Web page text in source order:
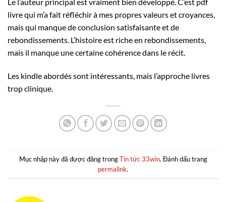
livre qui m’a fait réfléchir à mes propres valeurs et croyances,
mais qui manque de conclusion satisfaisante et de
rebondissements. L’histoire est riche en rebondissements,
mais il manque une certaine cohérence dans le récit.
Les kindle abordés sont intéressants, mais l’approche livres
trop clinique.
Mục nhập này đã được đăng trongTin tức 33win. Đánh dấu trang
permalink.